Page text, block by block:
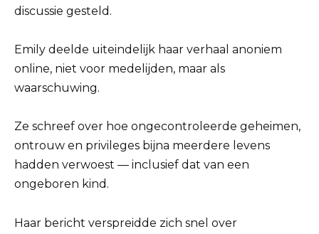
discussie gesteld.
Emily deelde uiteindelijk haar verhaal anoniem
online, niet voor medelijden, maar als
waarschuwing.
Ze schreef over hoe ongecontroleerde geheimen,
ontrouw en privileges bijna meerdere levens
hadden verwoest — inclusief dat van een
ongeboren kind.
Haar bericht verspreidde zich snel over